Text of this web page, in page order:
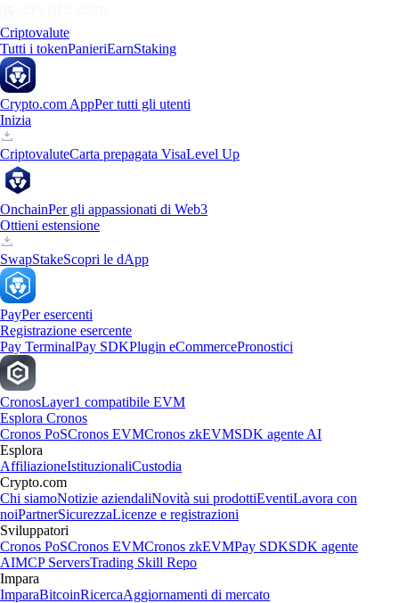
Criptovalute
Tutti i tokenPanieriEarnStaking
Crypto.com AppPer tutti gli utenti
Inizia
CriptovaluteCarta prepagata VisaLevel Up
OnchainPer gli appassionati di Web3
Ottieni estensione
SwapStakeScopri le dApp
PayPer esercenti
Registrazione esercente
Pay TerminalPay SDKPlugin eCommercePronostici
CronosLayer1 compatibile EVM
Esplora Cronos
Cronos PoSCronos EVMCronos zkEVMSDK agente AI
Esplora
AffiliazioneIstituzionaliCustodia
Crypto.com
Chi siamoNotizie aziendaliNovità sui prodottiEventiLavora con
noiPartnerSicurezzaLicenze e registrazioni
Sviluppatori
Cronos PoSCronos EVMCronos zkEVMPay SDKSDK agente
AIMCP ServersTrading Skill Repo
Impara
ImparaBitcoinRicercaAggiornamenti di mercato